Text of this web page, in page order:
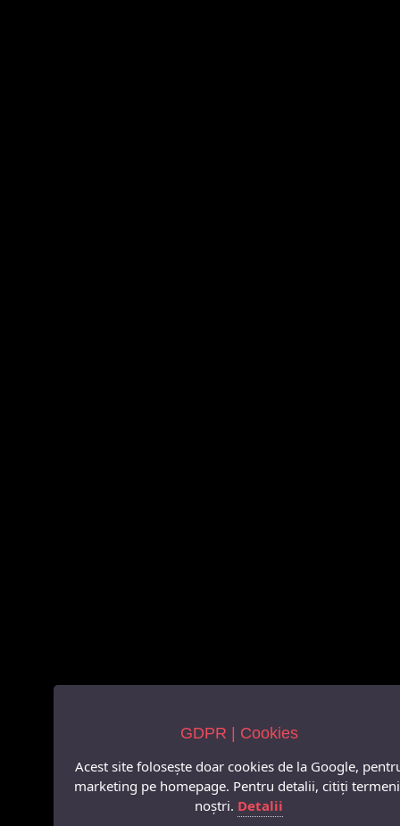
GDPR | Cookies
Acest site folosește doar cookies de la Google,
marketing pe homepage. Pentru detalii, citiți
noștri. Detalii